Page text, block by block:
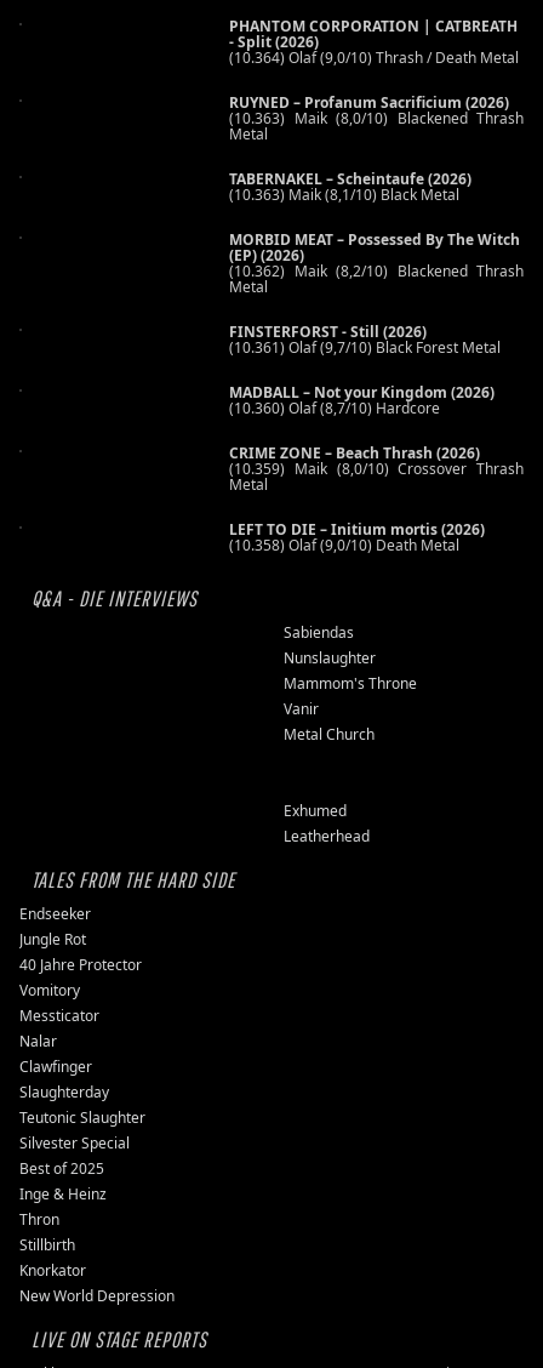
PHANTOM CORPORATION | CATBREATH
- Split (2026)
(10.364) Olaf (9,0/10) Thrash / Death Metal
RUYNED – Profanum Sacrificium (2026)
(10.363) Maik (8,0/10) Blackened Thrash
Metal
TABERNAKEL – Scheintaufe (2026)
(10.363) Maik (8,1/10) Black Metal
MORBID MEAT – Possessed By The Witch
(EP) (2026)
(10.362) Maik (8,2/10) Blackened Thrash
Metal
FINSTERFORST - Still (2026)
(10.361) Olaf (9,7/10) Black Forest Metal
MADBALL – Not your Kingdom (2026)
(10.360) Olaf (8,7/10) Hardcore
CRIME ZONE – Beach Thrash (2026)
(10.359) Maik (8,0/10) Crossover Thrash
Metal
LEFT TO DIE – Initium mortis (2026)
(10.358) Olaf (9,0/10) Death Metal
Q&A - DIE INTERVIEWS
Sabiendas
Nunslaughter
Mammom's Throne
Vanir
Metal Church
Exhumed
Leatherhead
TALES FROM THE HARD SIDE
Endseeker
Jungle Rot
40 Jahre Protector
Vomitory
Messticator
Nalar
Clawfinger
Slaughterday
Teutonic Slaughter
Silvester Special
Best of 2025
Inge & Heinz
Thron
Stillbirth
Knorkator
New World Depression
LIVE ON STAGE REPORTS